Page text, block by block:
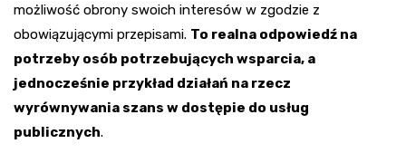
możliwość obrony swoich interesów w zgodzie z
obowiązującymi przepisami. To realna odpowiedź na
potrzeby osób potrzebujących wsparcia, a
jednocześnie przykład działań na rzecz
wyrównywania szans w dostępie do usług
publicznych.